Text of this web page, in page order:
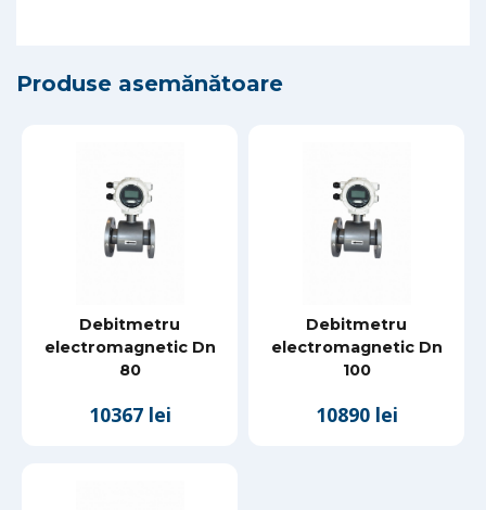
Produse asemănătoare
Debitmetru
electromagnetic Dn
80
10367 lei
Debitmetru
electromagnetic Dn
100
10890 lei